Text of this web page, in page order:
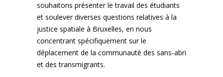
souhaitons présenter le travail des étudiants
et soulever diverses questions relatives à la
justice spatiale à Bruxelles, en nous
concentrant spécifiquement sur le
déplacement de la communauté des sans-abri
et des transmigrants.